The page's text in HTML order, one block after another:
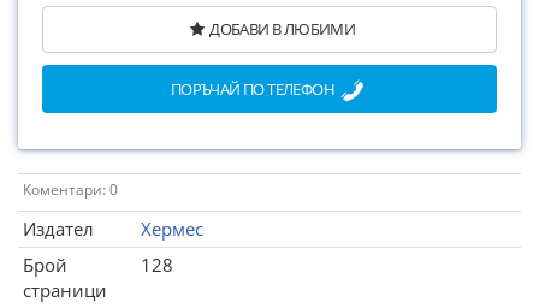
ДОБАВИ В ЛЮБИМИ
ПОРЪЧАЙ ПО ТЕЛЕФОН
Коментари: 0
Издател
Хермес
Брой
страници
128